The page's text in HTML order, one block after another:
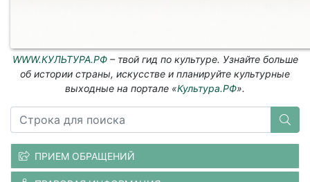
WWW.КУЛЬТУРА.РФ– твой гид по культуре. Узнайте больше
об истории страны, искусстве и планируйте культурные
выходные на портале «Культура.РФ».
ПРИЕМ ОБРАЩЕНИЙ